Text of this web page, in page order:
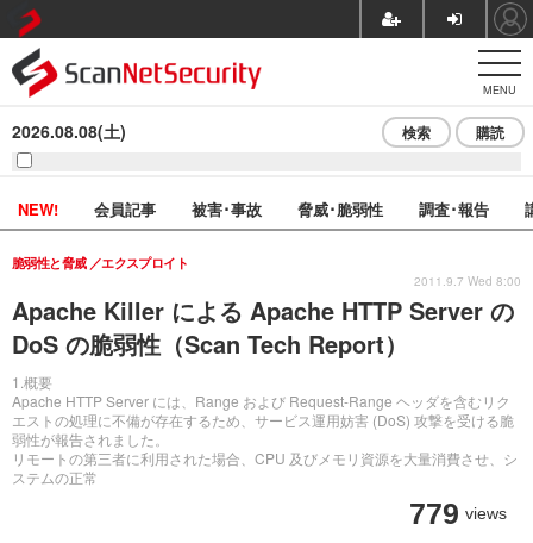
MENU
2026.08.08(土) 検索 購読
NEW! 会員記事 被害･事故 脅威･脆弱性 調査･報告
Apache Killer による Apache HTTP Server の
DoS の脆弱性（Scan Tech Report）
1.概要
Apache HTTP Server には、Range および Request-Range ヘッダを含むリク
エストの処理に不備が存在するため、サービス運用妨害 (DoS) 攻撃を受ける脆
弱性が報告されました。
リモートの第三者に利用された場合、CPU 及びメモリ資源を大量消費させ、シ
ステムの正常
脆弱性と脅威 エクスプロイト
779 views
2011.9.7 Wed 8:00